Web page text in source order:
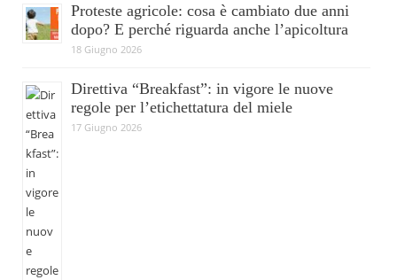
Proteste agricole: cosa è cambiato due anni
dopo? E perché riguarda anche l’apicoltura
18 Giugno 2026
Direttiva “Breakfast”: in vigore le nuove
regole per l’etichettatura del miele
17 Giugno 2026